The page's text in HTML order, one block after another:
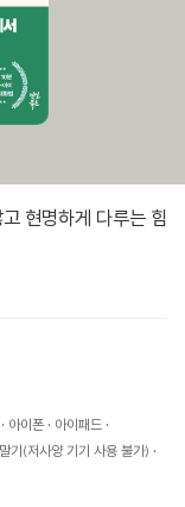
현명하게 다루는 힘
아이폰
아이패드
기(저사양 기기 사용 불가)